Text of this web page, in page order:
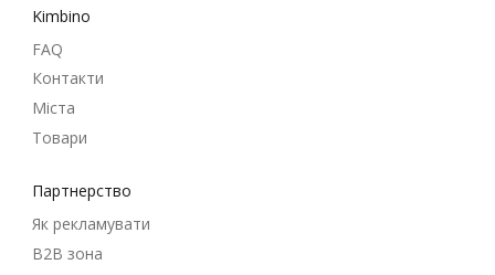
Kimbino
FAQ
Контакти
Міста
Товари
Партнерство
Як рекламувати
B2B зона